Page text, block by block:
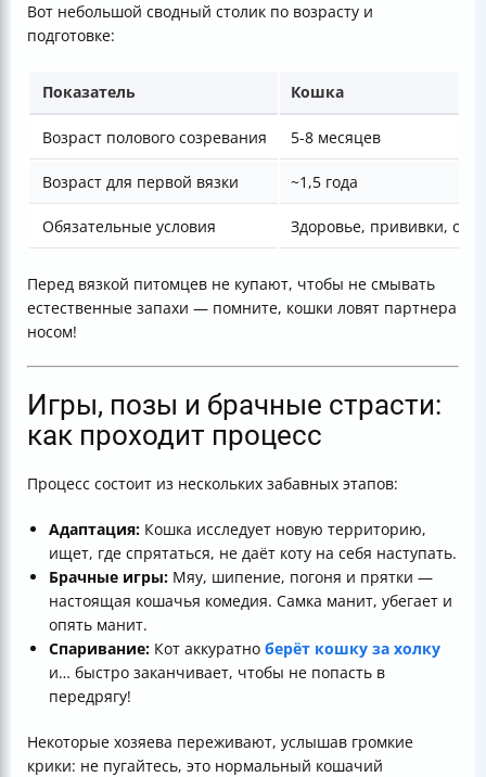
Вот небольшой сводный столик по возрасту и
подготовке:
Показатель Кошка
Возраст полового созревания 5-8 месяцев
Возраст для первой вязки ~1,5 года
Обязательные условия Здоровье, прививки,
Перед вязкой питомцев не купают, чтобы не смывать
естественные запахи — помните, кошки ловят партнера
носом!
Игры, позы и брачные страсти:
как проходит процесс
Процесс состоит из нескольких забавных этапов:
Адаптация: Кошка исследует новую территорию,
ищет, где спрятаться, не даёт коту на себя наступать.
Брачные игры: Мяу, шипение, погоня и прятки —
настоящая кошачья комедия. Самка манит, убегает и
опять манит.
Спаривание: Кот аккуратно берёт кошку за холку
и… быстро заканчивает, чтобы не попасть в
передрягу!
Некоторые хозяева переживают, услышав громкие
крики: не пугайтесь, это нормальный кошачий